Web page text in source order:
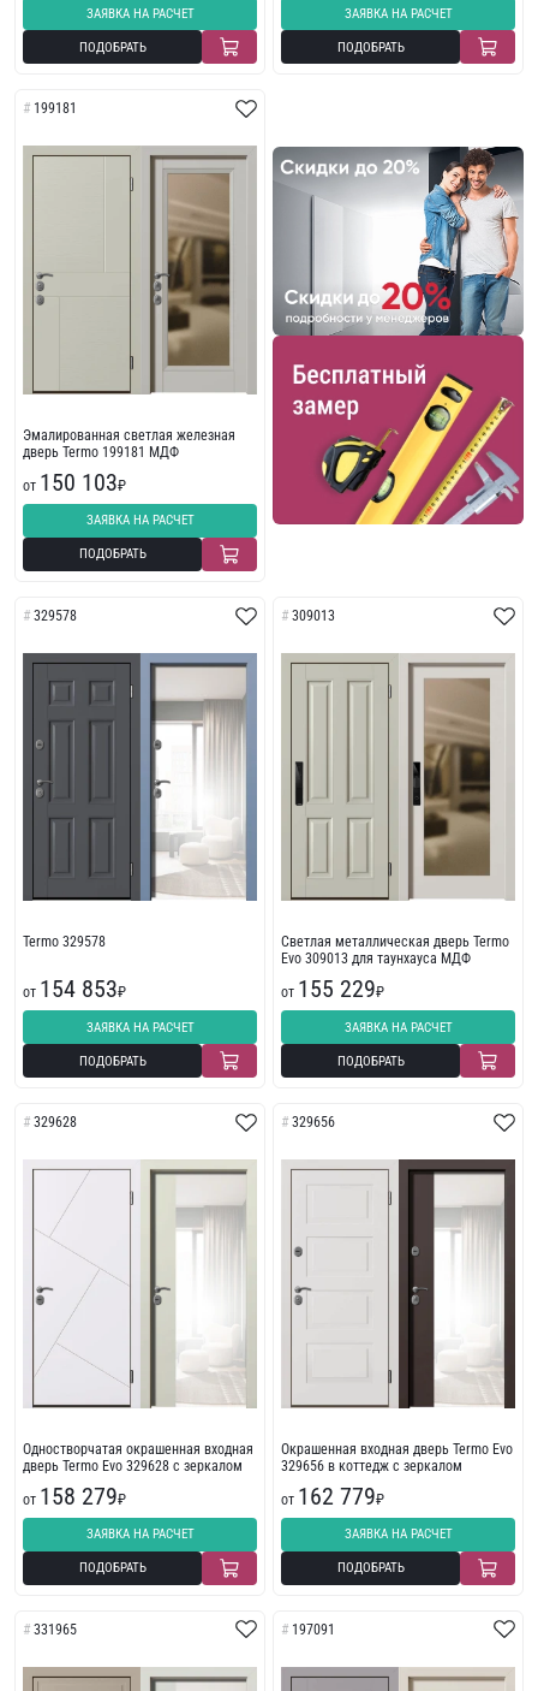
ЗАЯВКА НА РАСЧЕТ
ПОДОБРАТЬ
ЗАЯВКА НА РАСЧЕТ
ПОДОБРАТЬ
199181
Эмалированная светлая железная
дверь Termo 199181 МДФ
от 150 103₽
ЗАЯВКА НА РАСЧЕТ
ПОДОБРАТЬ
329578
Termo 329578
от 154 853₽
ЗАЯВКА НА РАСЧЕТ
ПОДОБРАТЬ
309013
Светлая металлическая дверь Termo
Evo 309013 для таунхауса МДФ
от 155 229₽
ЗАЯВКА НА РАСЧЕТ
ПОДОБРАТЬ
329628
Одностворчатая окрашенная входная
дверь Termo Evo 329628 с зеркалом
от 158 279₽
ЗАЯВКА НА РАСЧЕТ
ПОДОБРАТЬ
329656
Окрашенная входная дверь Termo Evo
329656 в коттедж с зеркалом
от 162 779₽
ЗАЯВКА НА РАСЧЕТ
ПОДОБРАТЬ
331965 197091